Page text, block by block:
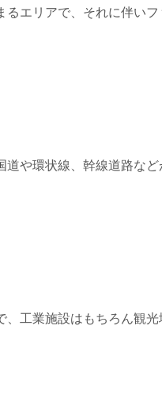
エリアで、それに伴い
や環状線、幹線道路など
工業施設はもちろん観